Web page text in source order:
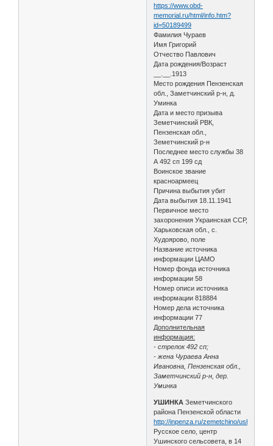
https://www.obd-
memorial.ru/html/info.htm?
id=50189499
Фамилия Чураев
Имя Григорий
Отчество Павлович
Дата рождения/Возраст
__.__.1913
Место рождения Пензенская
обл., Заметчинский р-н, д.
Уминка
Дата и место призыва
Земетчинский РВК,
Пензенская обл.,
Земетчинский р-н
Последнее место службы 38
А 492 сп 199 сд
Воинское звание
красноармеец
Причина выбытия убит
Дата выбытия 18.11.1941
Первичное место
захоронения Украинская ССР,
Харьковская обл., с.
Худоярово, поле
Название источника
информации ЦАМО
Номер фонда источника
информации 58
Номер описи источника
информации 818884
Номер дела источника
информации 77
Дополнительная
информация:
- стрелок 492 сп;
- жена Чураева Анна
Ивановна, Пензенская обл.,
Заметчинский р-н, дер.
Уминка
УШИНКА Земетчинского
района Пензенской области
http://inpenza.ru/zemetchino/
Русское село, центр
Ушинского сельсовета, в 14